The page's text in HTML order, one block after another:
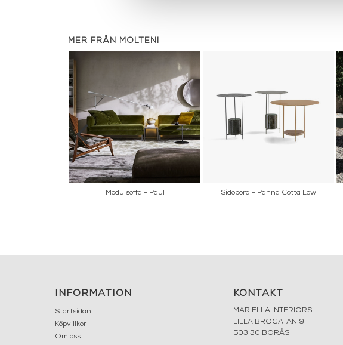
MER FRÅN MOLTENI
Modulsoffa - Paul Sidobord - Panna Cotta Low
INFORMATION
Startsidan
Köpvillkor
Om oss
KONTAKT
MARIELLA INTERIORS
LILLA BROGATAN 9
503 30 BORÅS